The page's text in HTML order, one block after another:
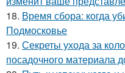
18. Время сбора: когда
Подмосковье
19. Секреты ухода за
посадочного материала